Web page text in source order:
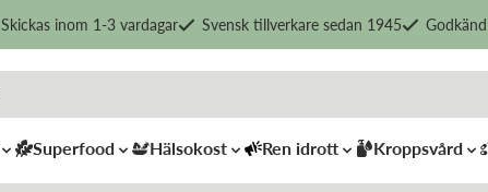
Skickas inom 1-3 vardagar Svensk tillverkare sedan 1945
Superfood Hälsokost Ren idrott Kroppsvård